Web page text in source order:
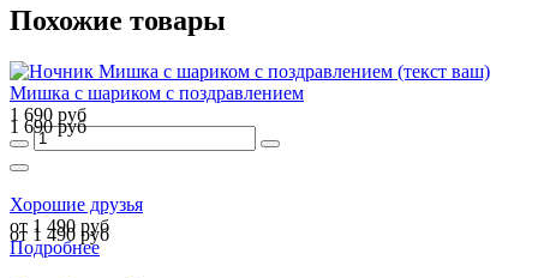
Похожие товары
Мишка с шариком с поздравлением
1 690 руб
1 690 руб
Хорошие друзья
от 1 490 руб
от 1 490 руб
Подробнее